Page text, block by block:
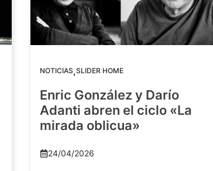
NOTICIAS,SLIDER HOME
Enric González y Darío
Adanti abren el ciclo «La
mirada oblicua»
24/04/2026